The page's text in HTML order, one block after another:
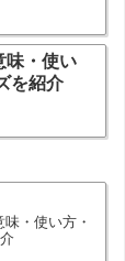
味・使い
を紹介
・使い方・